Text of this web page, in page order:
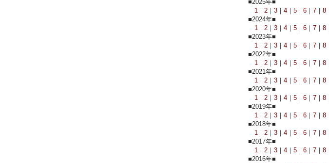
■2025年■
1 ｜ 2 ｜ 3 ｜ 4 ｜ 5 ｜ 6 ｜ 7 ｜ 8
■2024年■
1 ｜ 2 ｜ 3 ｜ 4 ｜ 5 ｜ 6 ｜ 7 ｜ 8
■2023年■
1 ｜ 2 ｜ 3 ｜ 4 ｜ 5 ｜ 6 ｜ 7 ｜ 8
■2022年■
1 ｜ 2 ｜ 3 ｜ 4 ｜ 5 ｜ 6 ｜ 7 ｜ 8
■2021年■
1 ｜ 2 ｜ 3 ｜ 4 ｜ 5 ｜ 6 ｜ 7 ｜ 8
■2020年■
1 ｜ 2 ｜ 3 ｜ 4 ｜ 5 ｜ 6 ｜ 7 ｜ 8
■2019年■
1 ｜ 2 ｜ 3 ｜ 4 ｜ 5 ｜ 6 ｜ 7 ｜ 8
■2018年■
1 ｜ 2 ｜ 3 ｜ 4 ｜ 5 ｜ 6 ｜ 7 ｜ 8
■2017年■
1 ｜ 2 ｜ 3 ｜ 4 ｜ 5 ｜ 6 ｜ 7 ｜ 8
■2016年■